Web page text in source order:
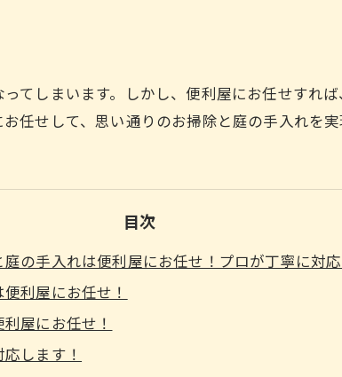
てしまいます。しかし、便利屋にお任せすれ
任せして、思い通りのお掃除と庭の手入れを実
目次
の手入れは便利屋にお任せ！プロが丁寧に対応
利屋にお任せ！
屋にお任せ！
します！